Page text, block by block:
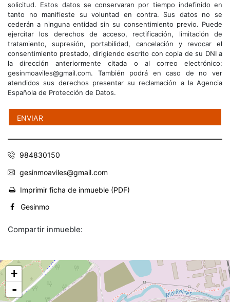
solicitud. Estos datos se conservaran por tiempo indefinido en
tanto no manifieste su voluntad en contra. Sus datos no se
cederán a ninguna entidad sin su consentimiento previo. Puede
ejercitar los derechos de acceso, rectificación, limitación de
tratamiento, supresión, portabilidad, cancelación y revocar el
consentimiento prestado, dirigiendo escrito con copia de su DNI a
la dirección anteriormente citada o al correo electrónico:
gesinmoaviles@gmail.com. También podrá en caso de no ver
atendidos sus derechos presentar su reclamación a la Agencia
Española de Protección de Datos.
984830150
gesinmoaviles@gmail.com
Imprimir ficha de inmueble (PDF)
Gesinmo
Compartir inmueble:
+
-